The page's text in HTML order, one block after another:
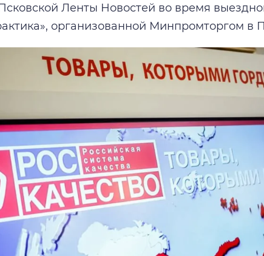
Ленты Новостей во время
организованной Минпромторгом в